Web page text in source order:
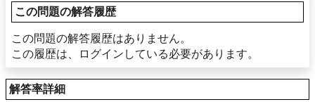
この問題の解答履歴
この問題の解答履歴はありません。
この履歴は、ログインしている必要があります。
解答率詳細